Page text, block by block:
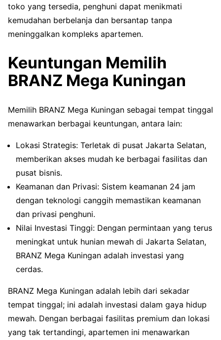
toko yang tersedia, penghuni dapat menikmati
kemudahan berbelanja dan bersantap tanpa
meninggalkan kompleks apartemen.
Keuntungan Memilih
BRANZ Mega Kuningan
Memilih BRANZ Mega Kuningan sebagai tempat tinggal
menawarkan berbagai keuntungan, antara lain:
Lokasi Strategis: Terletak di pusat Jakarta Selatan,
memberikan akses mudah ke berbagai fasilitas dan
pusat bisnis.
Keamanan dan Privasi: Sistem keamanan 24 jam
dengan teknologi canggih memastikan keamanan
dan privasi penghuni.
Nilai Investasi Tinggi: Dengan permintaan yang terus
meningkat untuk hunian mewah di Jakarta Selatan,
BRANZ Mega Kuningan adalah investasi yang
cerdas.
BRANZ Mega Kuningan adalah lebih dari sekadar
tempat tinggal; ini adalah investasi dalam gaya hidup
mewah. Dengan berbagai fasilitas premium dan lokasi
yang tak tertandingi, apartemen ini menawarkan